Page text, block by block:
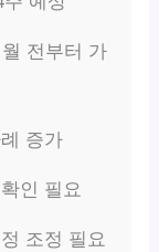
전부터 가
증가
인 필요
조정 필요